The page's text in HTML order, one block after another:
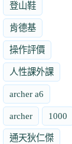
登山鞋
肯德基
操作評價
人性課外課
archer a6
archer 1000
通天狄仁傑